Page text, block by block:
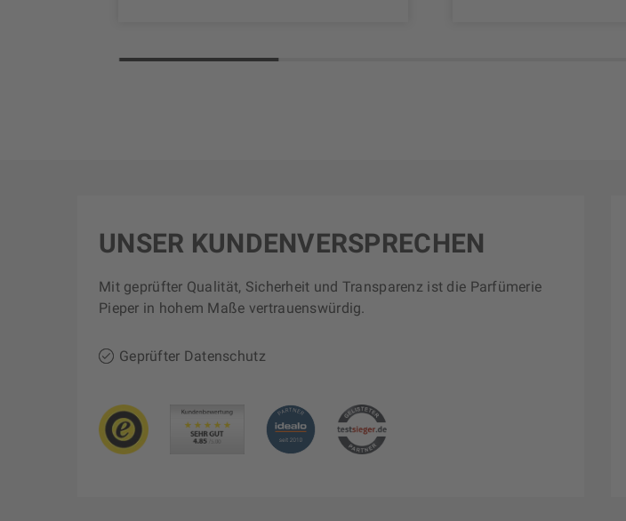
UNSER KUNDENVERSPRECHEN
Mit geprüfter Qualität, Sicherheit und Transparenz ist die Parfümerie
Pieper in hohem Maße vertrauenswürdig.
Geprüfter Datenschutz